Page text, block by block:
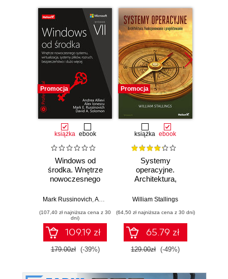
Promocja
książka ebook
Windows od
środka. Wnętrze
nowoczesnego
wirtualizacja,
rozruch,
bezpieczeństwo i
dużo więcej.
Wydanie VII
Mark Russinovich,Andrea Allievi ,Alex Ionescu,David Solomon
(107,40 zł najniższa cena z 30
dni)
109.19 zł
179.00zł (-39%)
Promocja
książka ebook
Systemy
operacyjne.
Architektura,
projektowanie.
William Stallings
(64,50 zł najniższa cena z 30 dni)
65.79 zł
129.00zł (-49%)